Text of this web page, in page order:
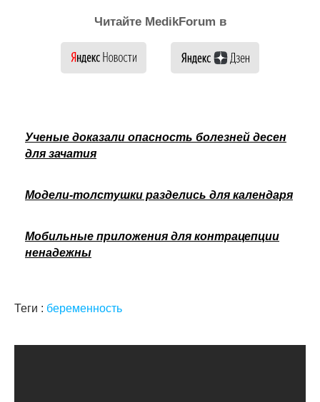
Читайте MedikForum в
Ученые доказали опасность болезней десен
для зачатия
Модели-толстушки разделись для календаря
Мобильные приложения для контрацепции
ненадежны
Теги : беременность